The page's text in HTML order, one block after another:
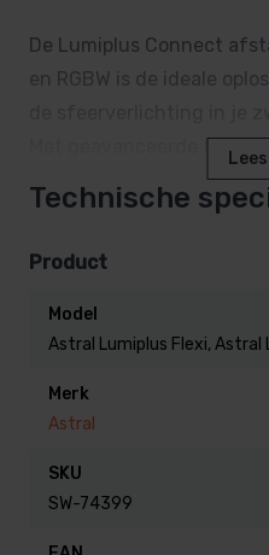
De Lumiplus Connect
en RGBW is de ideale
Met geavanceerde
gebruiksvriendelijke
afstandsbediening
kleurveranderingen en
product, inclusief
specificaties, installatie
Voordelen van
Connect
/ RGBW
Technische
Product
Model
Astral Lumiplus Flexi, Astral
Merk
Astral
SKU
SW-74399